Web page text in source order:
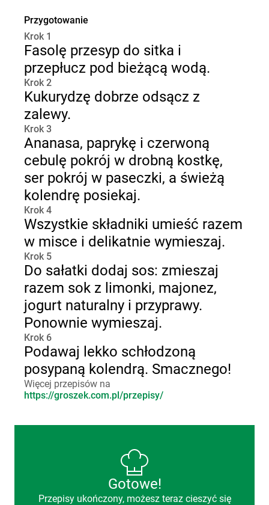
Przygotowanie
Krok 1
Fasolę przesyp do sitka i
przepłucz pod bieżącą wodą.
Krok 2
Kukurydzę dobrze odsącz z
zalewy.
Krok 3
Ananasa, paprykę i czerwoną
cebulę pokrój w drobną kostkę,
ser pokrój w paseczki, a świeżą
kolendrę posiekaj.
Krok 4
Wszystkie składniki umieść razem
w misce i delikatnie wymieszaj.
Krok 5
Do sałatki dodaj sos: zmieszaj
razem sok z limonki, majonez,
jogurt naturalny i przyprawy.
Ponownie wymieszaj.
Krok 6
Podawaj lekko schłodzoną
posypaną kolendrą. Smacznego!
Więcej przepisów na
https://groszek.com.pl/przepisy/
Gotowe!
Przepisy ukończony, możesz teraz cieszyć się